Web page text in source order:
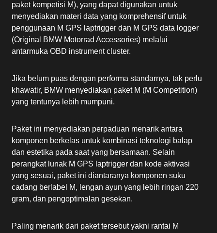
paket kompetisi M), yang dapat digunakan untuk
menyediakan materi data yang komprehensif untuk
penggunaan M GPS laptrigger dan M GPS data logger
(Original BMW Motorrad Accessories) melalui
antarmuka OBD instrument cluster.
Jika belum puas dengan performa standarnya, tak perlu
khawatir, BMW menyediakan paket M (M Competition)
yang tentunya lebih mumpuni.
Paket ini menyediakan perpaduan menarik antara
komponen berkelas untuk kombinasi teknologi balap
dan estetika pada saat yang bersamaan. Selain
perangkat lunak M GPS laptrigger dan kode aktivasi
yang sesuai, paket ini diantaranya komponen suku
cadang berlabel M, lengan ayun yang lebih ringan 220
gram, dan pengoptimalan gesekan.
Paling menarik dari paket tersebut yakni rantai M